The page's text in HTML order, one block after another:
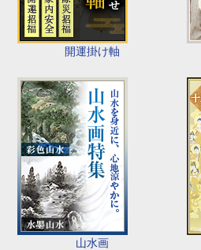
開運掛け軸
山水画